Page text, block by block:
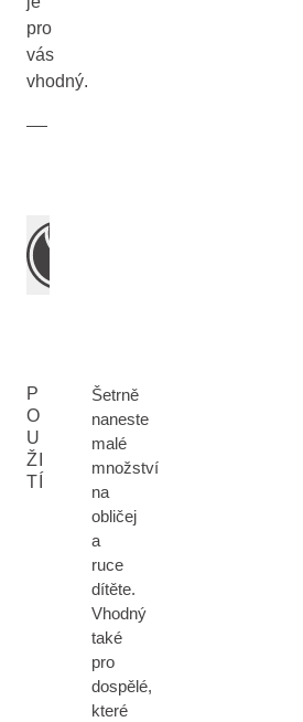
pro
vás
vhodný.
P
O
U
ŽI
TÍ
Šetrně
naneste
malé
množství
na
obličej
a
ruce
dítěte.
Vhodný
také
pro
dospělé,
které